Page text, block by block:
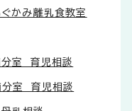
ぐかみ離乳食教室
室 育児相談
室 育児相談